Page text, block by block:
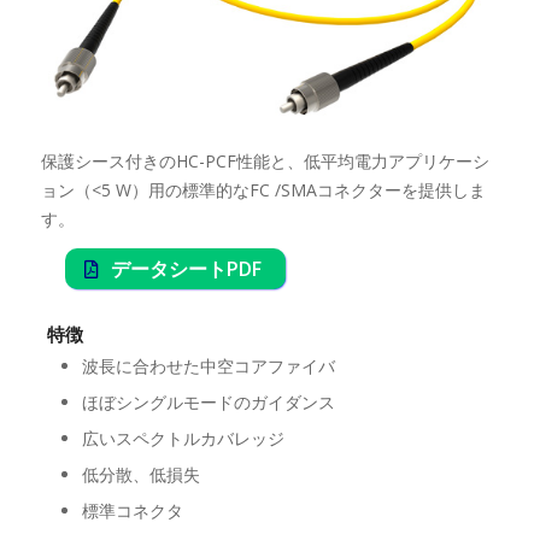
保護シース付きのHC-PCF性能と、低平均電力アプリケーシ
ョン（<5 W）用の標準的なFC /SMAコネクターを提供しま
す。
データシートPDF
特徴
波長に合わせた中空コアファイバ
ほぼシングルモードのガイダンス
広いスペクトルカバレッジ
低分散、低損失
標準コネクタ